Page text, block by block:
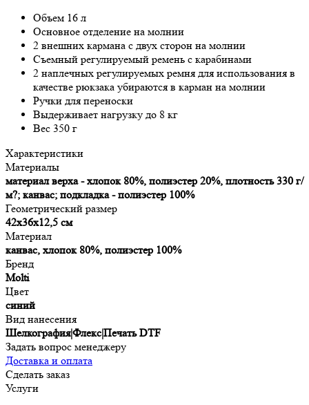
Объем 16 л
Основное отделение на молнии
2 внешних кармана с двух сторон на молнии
Съемный регулируемый ремень с карабинами
2 наплечных регулируемых ремня для использования в
качестве рюкзака убираются в карман на молнии
Ручки для переноски
Выдерживает нагрузку до 8 кг
Вес 350 г
Характеристики
Материалы
материал верха - хлопок 80%, полиэстер 20%, плотность 330 г/
м?; канвас; подкладка - полиэстер 100%
Геометрический размер
42x36x12,5 см
Материал
канвас, хлопок 80%, полиэстер 100%
Бренд
Molti
Цвет
синий
Вид нанесения
Шелкография|Флекс|Печать DTF
Задать вопрос менеджеру
Доставка и оплата
Сделать заказ
Услуги